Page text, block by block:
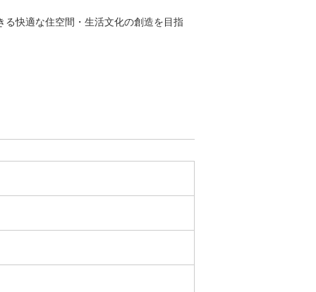
る快適な住空間・生活文化の創造を目指